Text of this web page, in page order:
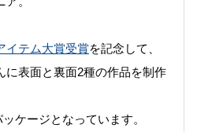
イテム大賞受賞を記念して、
に表面と裏面2種の作品を制作
ケージとなっています。